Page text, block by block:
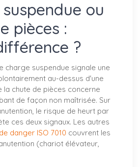
ou
pièces :
?
charge suspendue signale une
au-dessus d'une
la chute de pièces concerne
de façon non maîtrisée. Sur
le risque de heurt par
ces deux signaux. Les autres
danger ISO 7010 couvrent les
(chariot élévateur,